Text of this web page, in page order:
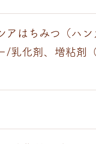
アはちみつ（ハ
/乳化剤、増粘剤